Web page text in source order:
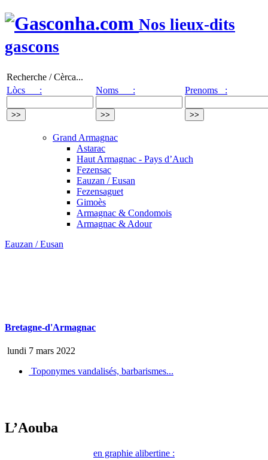
Nos lieux-dits
gascons
Recherche / Cèrca...
Lòcs :
Noms : Prenoms :
Grand Armagnac
Astarac
Haut Armagnac - Pays d’Auch
Fezensac
Eauzan / Eusan
Fezensaguet
Gimoès
Armagnac & Condomois
Armagnac & Adour
Eauzan / Eusan
Bretagne-d'Armagnac
lundi 7 mars 2022
Toponymes vandalisés, barbarismes...
L’Aouba
en graphie alibertine :